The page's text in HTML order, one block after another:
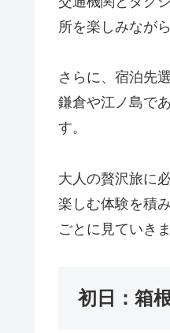
所を楽しみなが
さらに、宿泊先
鎌倉や江ノ島で
す。
大人の贅沢旅に
楽しむ体験を積
ごとに見ていき
初日：箱